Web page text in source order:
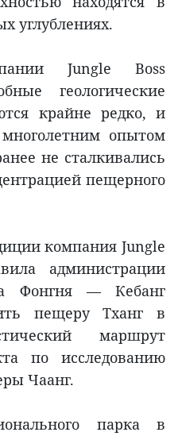
углублениях.
Jungle Boss
геологические
крайне редко, и
опытом
не сталкивались
пещерного
компания Jungle
администрации
Фонгня — Кебанг
пещеру Тханг в
маршрут
по исследованию
Чаанг.
парка в